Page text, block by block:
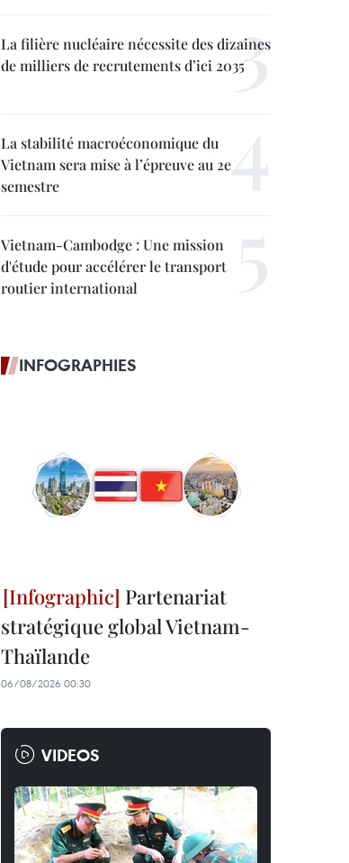
La filière nucléaire nécessite des dizaines
de milliers de recrutements d’ici 2035
La stabilité macroéconomique du
Vietnam sera mise à l’épreuve au 2e
semestre
Vietnam-Cambodge : Une mission
d'étude pour accélérer le transport
routier international
INFOGRAPHIES
Partenariat
stratégique global Vietnam-
Thaïlande
06/08/2026 00:30
VIDEOS